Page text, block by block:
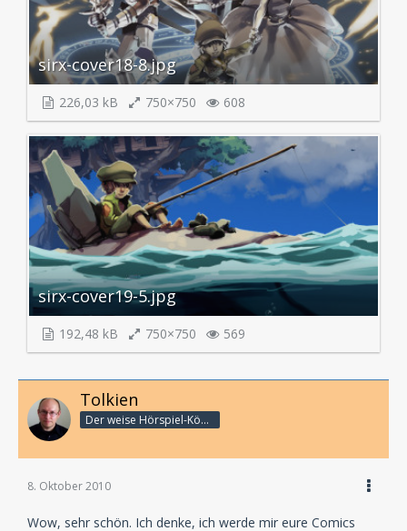
sirx-cover18-8.jpg
226,03 kB 750×750 608
sirx-cover19-5.jpg
192,48 kB 750×750 569
Tolkien
Der weise Hörspiel-König
8. Oktober 2010
Wow, sehr schön. Ich denke, ich werde mir eure Comics